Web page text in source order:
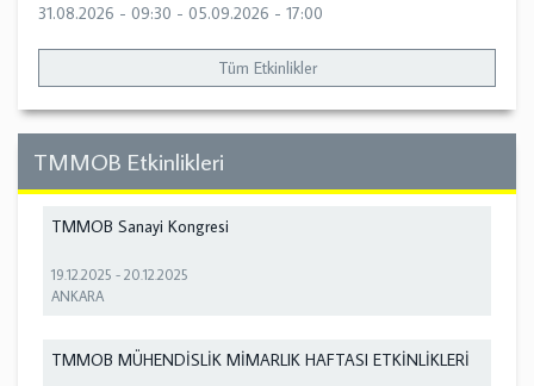
31.08.2026 - 09:30 - 05.09.2026 - 17:00
Tüm Etkinlikler
TMMOB Etkinlikleri
TMMOB Sanayi Kongresi
19.12.2025 -20.12.2025
ANKARA
TMMOB MÜHENDİSLİK MİMARLIK HAFTASI ETKİNLİKLERİ